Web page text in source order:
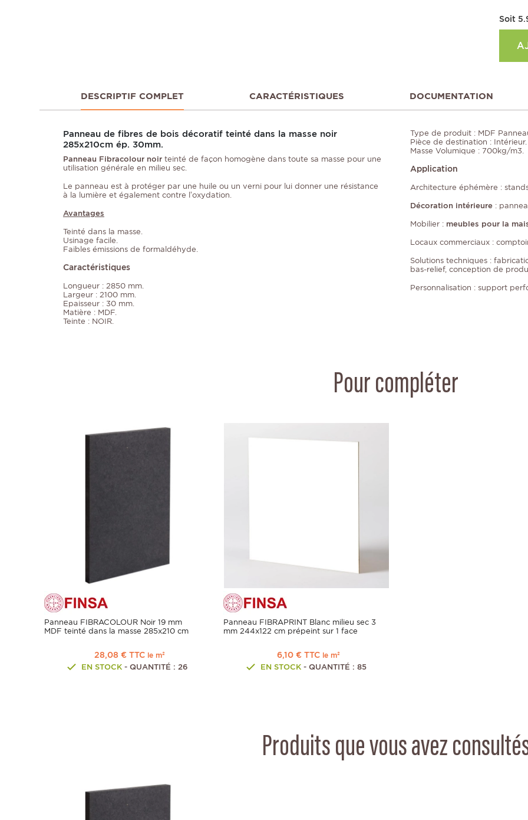
Soit
DESCRIPTIF COMPLET CARACTÉRISTIQUES DOCUMENTATION
Panneau de fibres de bois décoratif teinté dans la masse noir
285x210cm ép. 30mm.
Panneau Fibracolour noir teinté de façon homogène dans toute sa masse pour une
utilisation générale en milieu sec.
Le panneau est à protéger par une huile ou un verni pour lui donner une résistance
à la lumière et également contre l’oxydation.
Avantages
Teinté dans la masse.
Usinage facile.
Faibles émissions de formaldéhyde.
Caractéristiques
Longueur : 2850 mm.
Largeur : 2100 mm.
Epaisseur : 30 mm.
Matière : MDF.
Teinte : NOIR.
Type de produit : MDF
Pièce de destination : Intérieur.
Masse Volumique : 700kg/m3.
Application
Architecture éphémère :
Décoration intérieure :
Mobilier : meubles pour la
Locaux commerciaux :
Solutions techniques :
bas-relief, conception de
Personnalisation : support
Pour compléter
Panneau FIBRACOLOUR Noir 19 mm
MDF teinté dans la masse 285x210 cm
28,08 € TTC le m²
EN STOCK- QUANTITÉ : 26
Panneau FIBRAPRINT Blanc milieu sec 3
mm 244x122 cm prépeint sur 1 face
6,10 € TTC le m²
EN STOCK - QUANTITÉ : 85
Produits que vous avez